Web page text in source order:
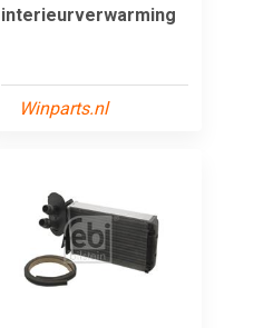
interieurverwarming
Winparts.nl